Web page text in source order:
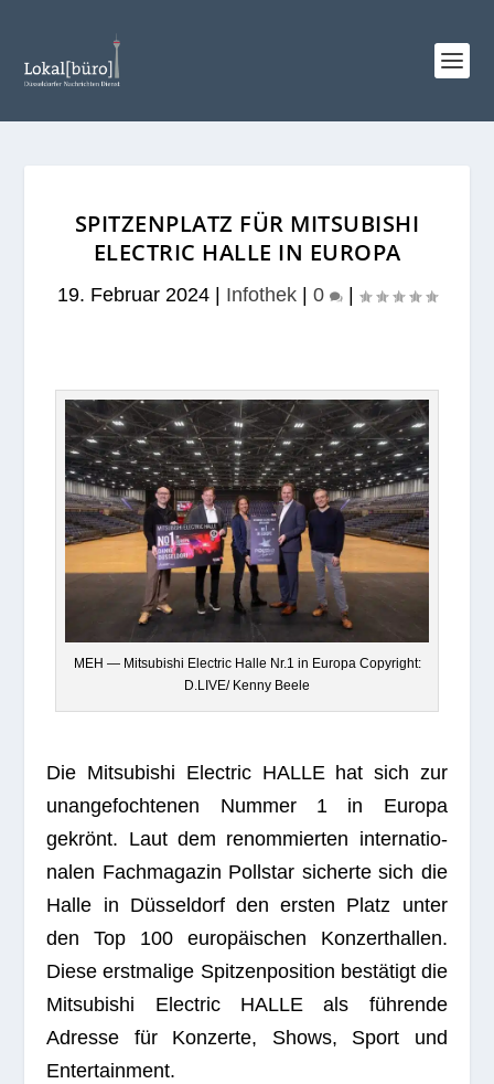
SPITZENPLATZ FÜR MITSUBISHI
ELECTRIC HALLE IN EUROPA
19. Februar 2024 Infothek 0
MEH — Mitsu­bi­shi Elec­tric Halle Nr.1 in Europa Copy­right:
D.LIVE/ Kenny Beele
Die Mitsu­bi­shi Elec­tric HALLE hat sich zur
unan­ge­foch­te­nen Num­mer 1 in Europa
gekrönt. Laut dem renom­mier­ten inter­na­tio­
na­len Fach­ma­ga­zin Poll­star sicherte sich die
Halle in Düs­sel­dorf den ers­ten Platz unter
den Top 100 euro­päi­schen Kon­zert­hal­len.
Diese erst­ma­lige Spit­zen­po­si­tion bestä­tigt die
Mitsu­bi­shi Elec­tric HALLE als füh­rende
Adresse für Kon­zerte, Shows, Sport und
Entertainment.